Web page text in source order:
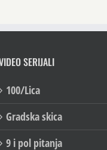
SERIJALI
100/Lica
Gradska skica
9 i pol pitanja